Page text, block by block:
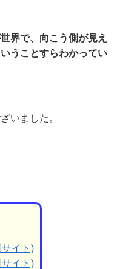
界で、向こう側が見え
うことすらわかってい
いました。
イト)
イト)